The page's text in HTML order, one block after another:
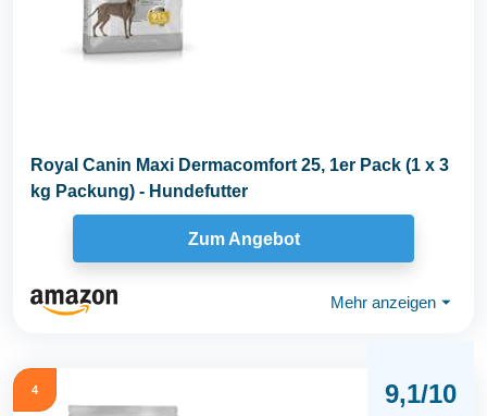
Royal Canin Maxi Dermacomfort 25, 1er Pack (1 x 3
kg Packung) - Hundefutter
Zum Angebot
Mehr anzeigen ⏷
4 9,1/10